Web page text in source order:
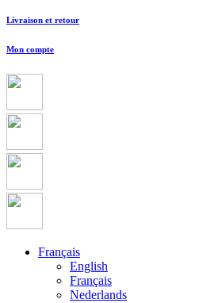
Livraison et retour
Mon compte
Français
English
Français
Nederlands